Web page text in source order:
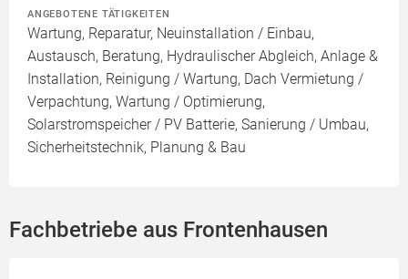
ANGEBOTENE TÄTIGKEITEN
Wartung, Reparatur, Neuinstallation / Einbau,
Austausch, Beratung, Hydraulischer Abgleich, Anlage &
Installation, Reinigung / Wartung, Dach Vermietung /
Verpachtung, Wartung / Optimierung,
Solarstromspeicher / PV Batterie, Sanierung / Umbau,
Sicherheitstechnik, Planung & Bau
Fachbetriebe aus Frontenhausen